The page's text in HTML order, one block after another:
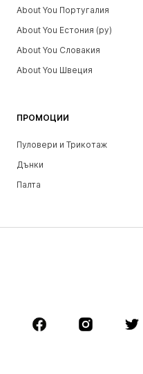
ПРОМОЦИИ
Пуловери и Трикотаж
Дънки
Палта
Поли
Аксесоари
About You Португалия
About You Естония (ру)
About You Словакия
About You Швеция